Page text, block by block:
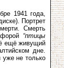
1941 года,
Портрет
Смерть
“птицы
ещё живущий
дне.
уже не только